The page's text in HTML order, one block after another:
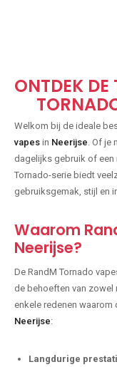
ONTDEK
Welkom bij de ideale
vapes in Neerijse . Of
dagelijks gebruik of een
Tornado-serie biedt
gebruiksgemak, stijl en
Waarom
Neerijse?
De RandM Tornado
de behoeften van zowel
enkele redenen
Neerijse:
Langdurige